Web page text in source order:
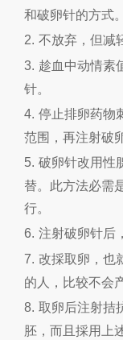
和破卵针的方式。
2. 不放弃，但减
3. 趁血中动情素
针。
4. 停止排卵药物
范围，再注射破
5. 破卵针改用性
替。此方法必需
行。
6. 注射破卵针后
7. 改採取卵，也
的人，比较不会
8. 取卵后注射拮
胚，而且採用上